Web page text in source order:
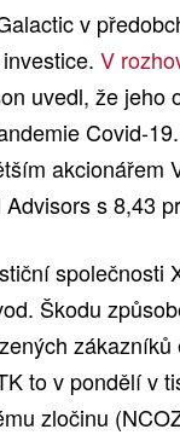
v
V
uvedl, že jeho
Covid-
akcionářem
s 8,43
společnosti
Škodu
to v pondělí v
zločinu